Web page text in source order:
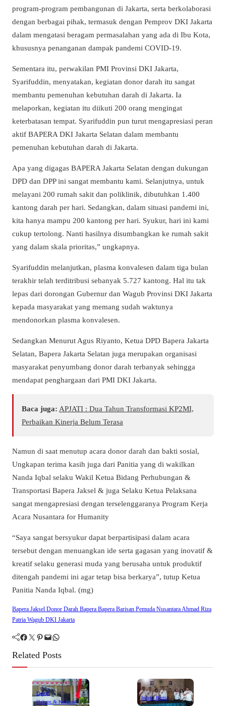
program-program pembangunan di Jakarta, serta berkolaborasi
dengan berbagai pihak, termasuk dengan Pemprov DKI Jakarta
dalam mengatasi beragam permasalahan yang ada di Ibu Kota,
khususnya penanganan dampak pandemi COVID-19.
Sementara itu, perwakilan PMI Provinsi DKI Jakarta,
Syarifuddin, menyatakan, kegiatan donor darah itu sangat
membantu pemenuhan kebutuhan darah di Jakarta. Ia
melaporkan, kegiatan itu diikuti 200 orang mengingat
keterbatasan tempat. Syarifuddin pun turut mengapresiasi peran
aktif BAPERA DKI Jakarta Selatan dalam membantu
pemenuhan kebutuhan darah di Jakarta.
Apa yang digagas BAPERA Jakarta Selatan dengan dukungan
DPD dan DPP ini sangat membantu kami. Selanjutnya, untuk
melayani 200 rumah sakit dan poliklinik, dibutuhkan 1.400
kantong darah per hari. Sedangkan, dalam situasi pandemi ini,
kita hanya mampu 200 kantong per hari. Syukur, hari ini kami
cukup tertolong. Nanti hasilnya disumbangkan ke rumah sakit
yang dalam skala prioritas,” ungkapnya.
Syarifuddin melanjutkan, plasma konvalesen dalam tiga bulan
terakhir telah terditribusi sebanyak 5.727 kantong. Hal itu tak
lepas dari dorongan Gubernur dan Wagub Provinsi DKI Jakarta
kepada masyarakat yang memang sudah waktunya
mendonorkan plasma konvalesen.
Sedangkan Menurut Agus Riyanto, Ketua DPD Bapera Jakarta
Selatan, Bapera Jakarta Selatan juga merupakan organisasi
masyarakat penyumbang donor darah terbanyak sehingga
mendapat penghargaan dari PMI DKI Jakarta.
Baca juga: APJATI : Dua Tahun Transformasi KP2MI,
Perbaikan Kinerja Belum Terasa
Namun di saat menutup acara donor darah dan bakti sosial,
Ungkapan terima kasih juga dari Panitia yang di wakilkan
Nanda Iqbal selaku Wakil Ketua Bidang Perhubungan &
Transportasi Bapera Jaksel & juga Selaku Ketua Pelaksana
sangat mengapresiasi dengan terselenggaranya Program Kerja
Acara Nusantara for Humanity
“Saya sangat bersyukur dapat berpartisipasi dalam acara
tersebut dengan menuangkan ide serta gagasan yang inovatif &
kreatif selaku generasi muda yang berusaha untuk produktif
ditengah pandemi ini agar tetap bisa berkarya”, tutup Ketua
Panitia Nanda Iqbal. (mg)
Bapera Jaksel Donor Darah Bapera Bapera Barisan Pemuda Nusantara Ahmad Riza
Patria Wagub DKI Jakarta
Facebook Twitter Pinterest Mail WhatsApp
Related Posts
Daerah
Hukum & Kriminal
Indeks Berita